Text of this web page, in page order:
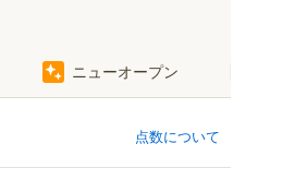
ニューオープン
点数について